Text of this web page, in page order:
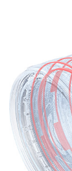
更近一
广角端具有
强调广角镜